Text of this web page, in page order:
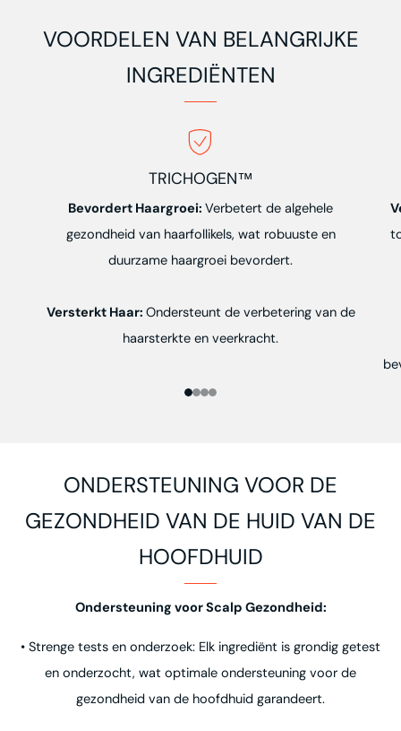
VOORDELEN VAN BELANGRIJKE
INGREDIËNTEN
TRICHOGEN™
Bevordert Haargroei: Verbetert de algehele
gezondheid van haarfollikels, wat robuuste en
duurzame haargroei bevordert.
Versterkt Haar: Ondersteunt de verbetering van de
haarsterkte en veerkracht.
ONDERSTEUNING VOOR DE
GEZONDHEID VAN DE HUID VAN DE
HOOFDHUID
Ondersteuning voor Scalp Gezondheid:
• Strenge tests en onderzoek: Elk ingrediënt is grondig getest
en onderzocht, wat optimale ondersteuning voor de
gezondheid van de hoofdhuid garandeert.